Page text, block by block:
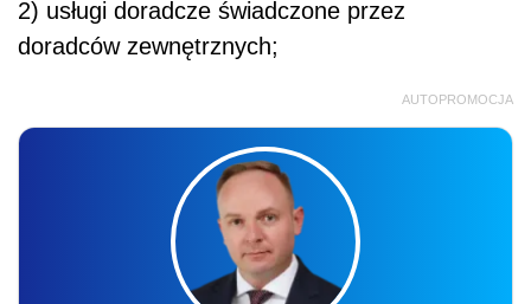
2) usługi doradcze świadczone przez
doradców zewnętrznych;
AUTOPROMOCJA